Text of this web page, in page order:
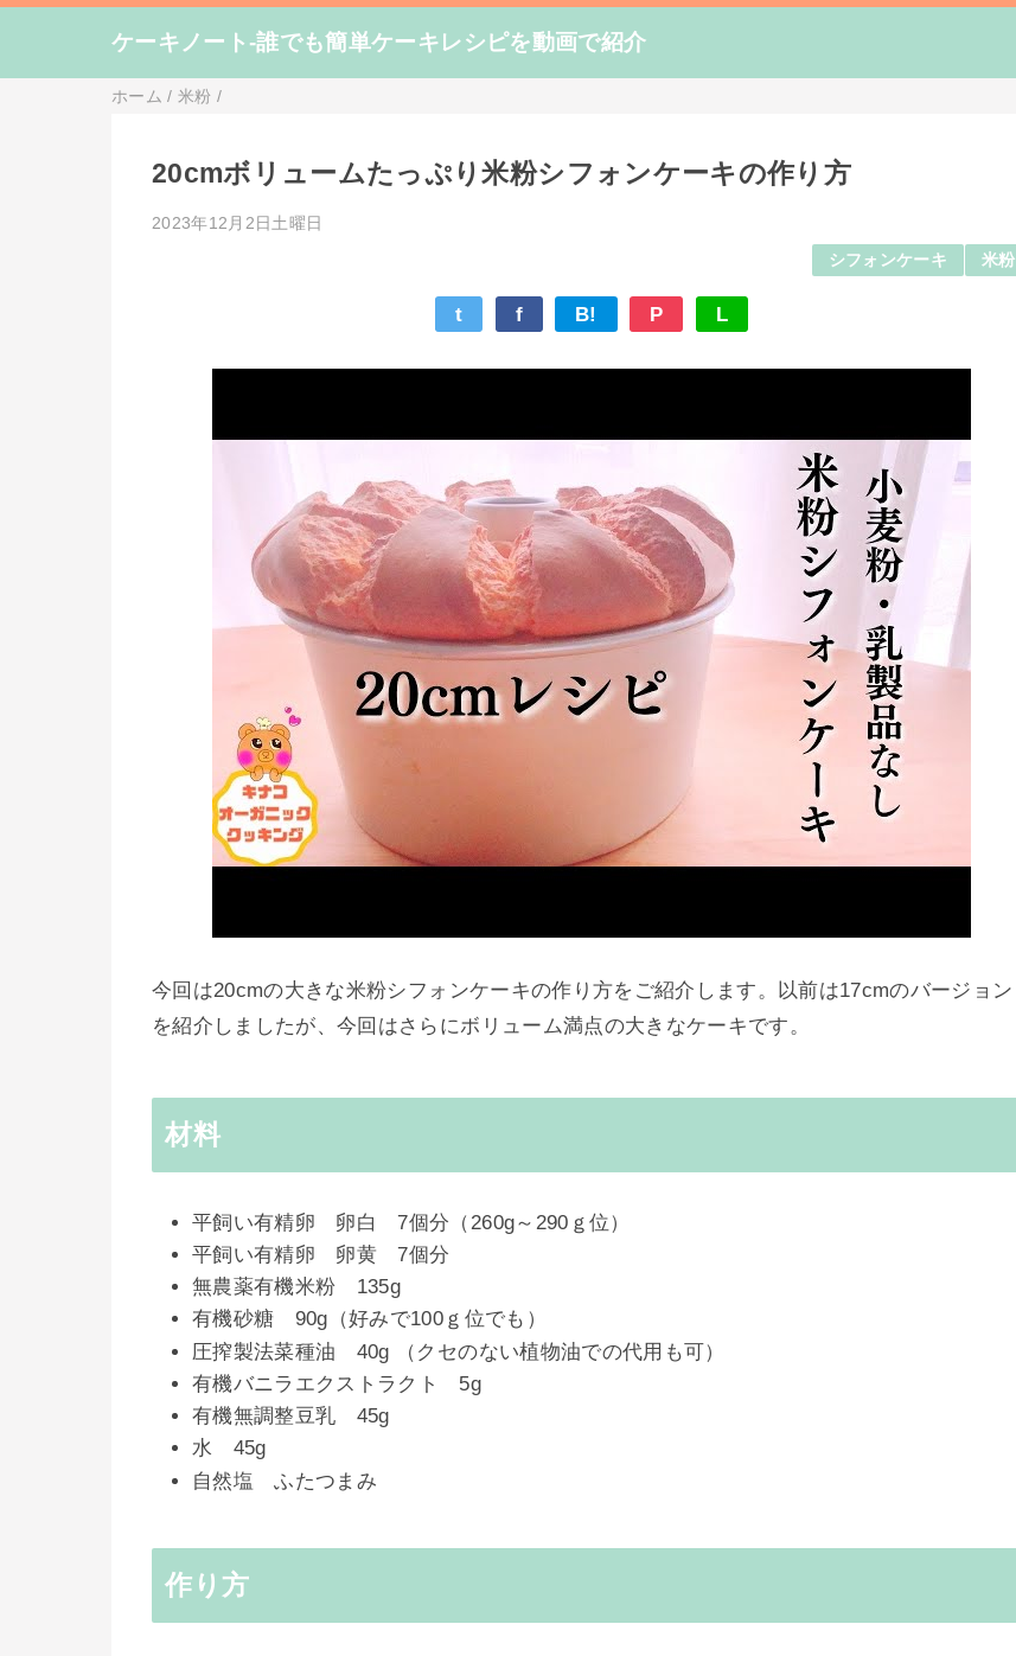
ケーキノート-誰でも簡単ケーキレシピを動画で紹介
ホーム /米粉 /
20cmボリュームたっぷり米粉シフォンケーキの作り方
2023年12月2日土曜日
シフォンケーキ 米粉
t f B! P L
今回は20cmの大きな米粉シフォンケーキの作り方をご紹介します。以前は17cmのバージョン
を紹介しましたが、今回はさらにボリューム満点の大きなケーキです。
材料
平飼い有精卵 卵白 7個分（260g～290ｇ位）
平飼い有精卵 卵黄 7個分
無農薬有機米粉 135g
有機砂糖 90g（好みで100ｇ位でも）
圧搾製法菜種油 40g （クセのない植物油での代用も可）
有機バニラエクストラクト 5g
有機無調整豆乳 45g
水 45g
自然塩 ふたつまみ
作り方